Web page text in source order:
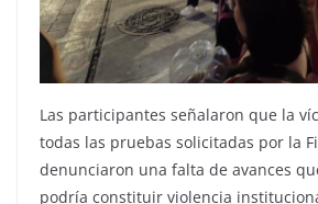
Las participantes señalaron que la
todas las pruebas solicitadas por la
denunciaron una falta de avances
podría constituir violencia